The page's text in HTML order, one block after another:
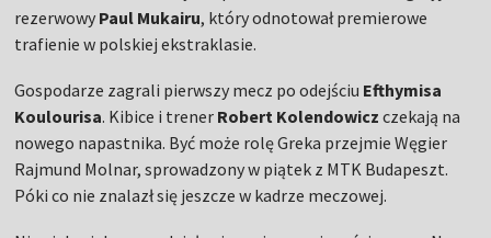
rezerwowy Paul Mukairu, który odnotował premierowe
trafienie w polskiej ekstraklasie.
Gospodarze zagrali pierwszy mecz po odejściu Efthymisa
Koulourisa. Kibice i trener Robert Kolendowiczczekają na
nowego napastnika. Być może rolę Greka przejmie Węgier
Rajmund Molnar, sprowadzony w piątek z MTK Budapeszt.
Póki co nie znalazł się jeszcze w kadrze meczowej.